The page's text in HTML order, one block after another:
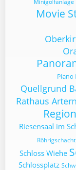
Minigolfanlage
Movie
Piano
Quellgrund
Rathaus Artern
Riesensaal im
Röhrigschacht
Schloss Wiehe
Schlossplatz